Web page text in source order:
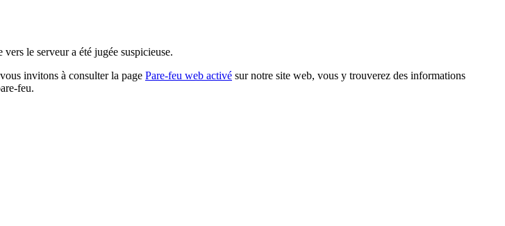
le serveur a été jugée suspicieuse.
invitons à consulter la page Pare-feu web activé sur notre site web, vous y trouverez des informations
feu.